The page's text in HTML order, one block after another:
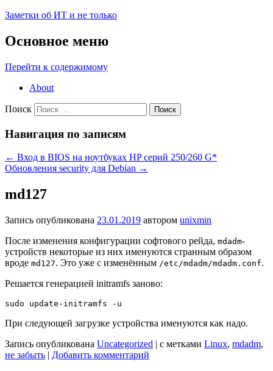
Заметки об ИТ и не только
Основное меню
Перейти к содержимому
About
Поиск
Навигация по записям
← Вход в BIOS на ноутбуках HP серий 250/260 G*
Обновления security для Debian →
md127
Запись опубликована 23.01.2019 автором unixmin
После изменения конфигурации софтового рейда, mdadm-
устройств некоторые из них именуются странным образом
вроде md127. Это уже с изменённым /etc/mdadm/mdadm.conf.
Решается генерацией initramfs заново:
При следующей загрузке устройства именуются как надо.
Запись опубликована Uncategorized | с метками Linux, mdadm,
не забыть | Добавить комментарий